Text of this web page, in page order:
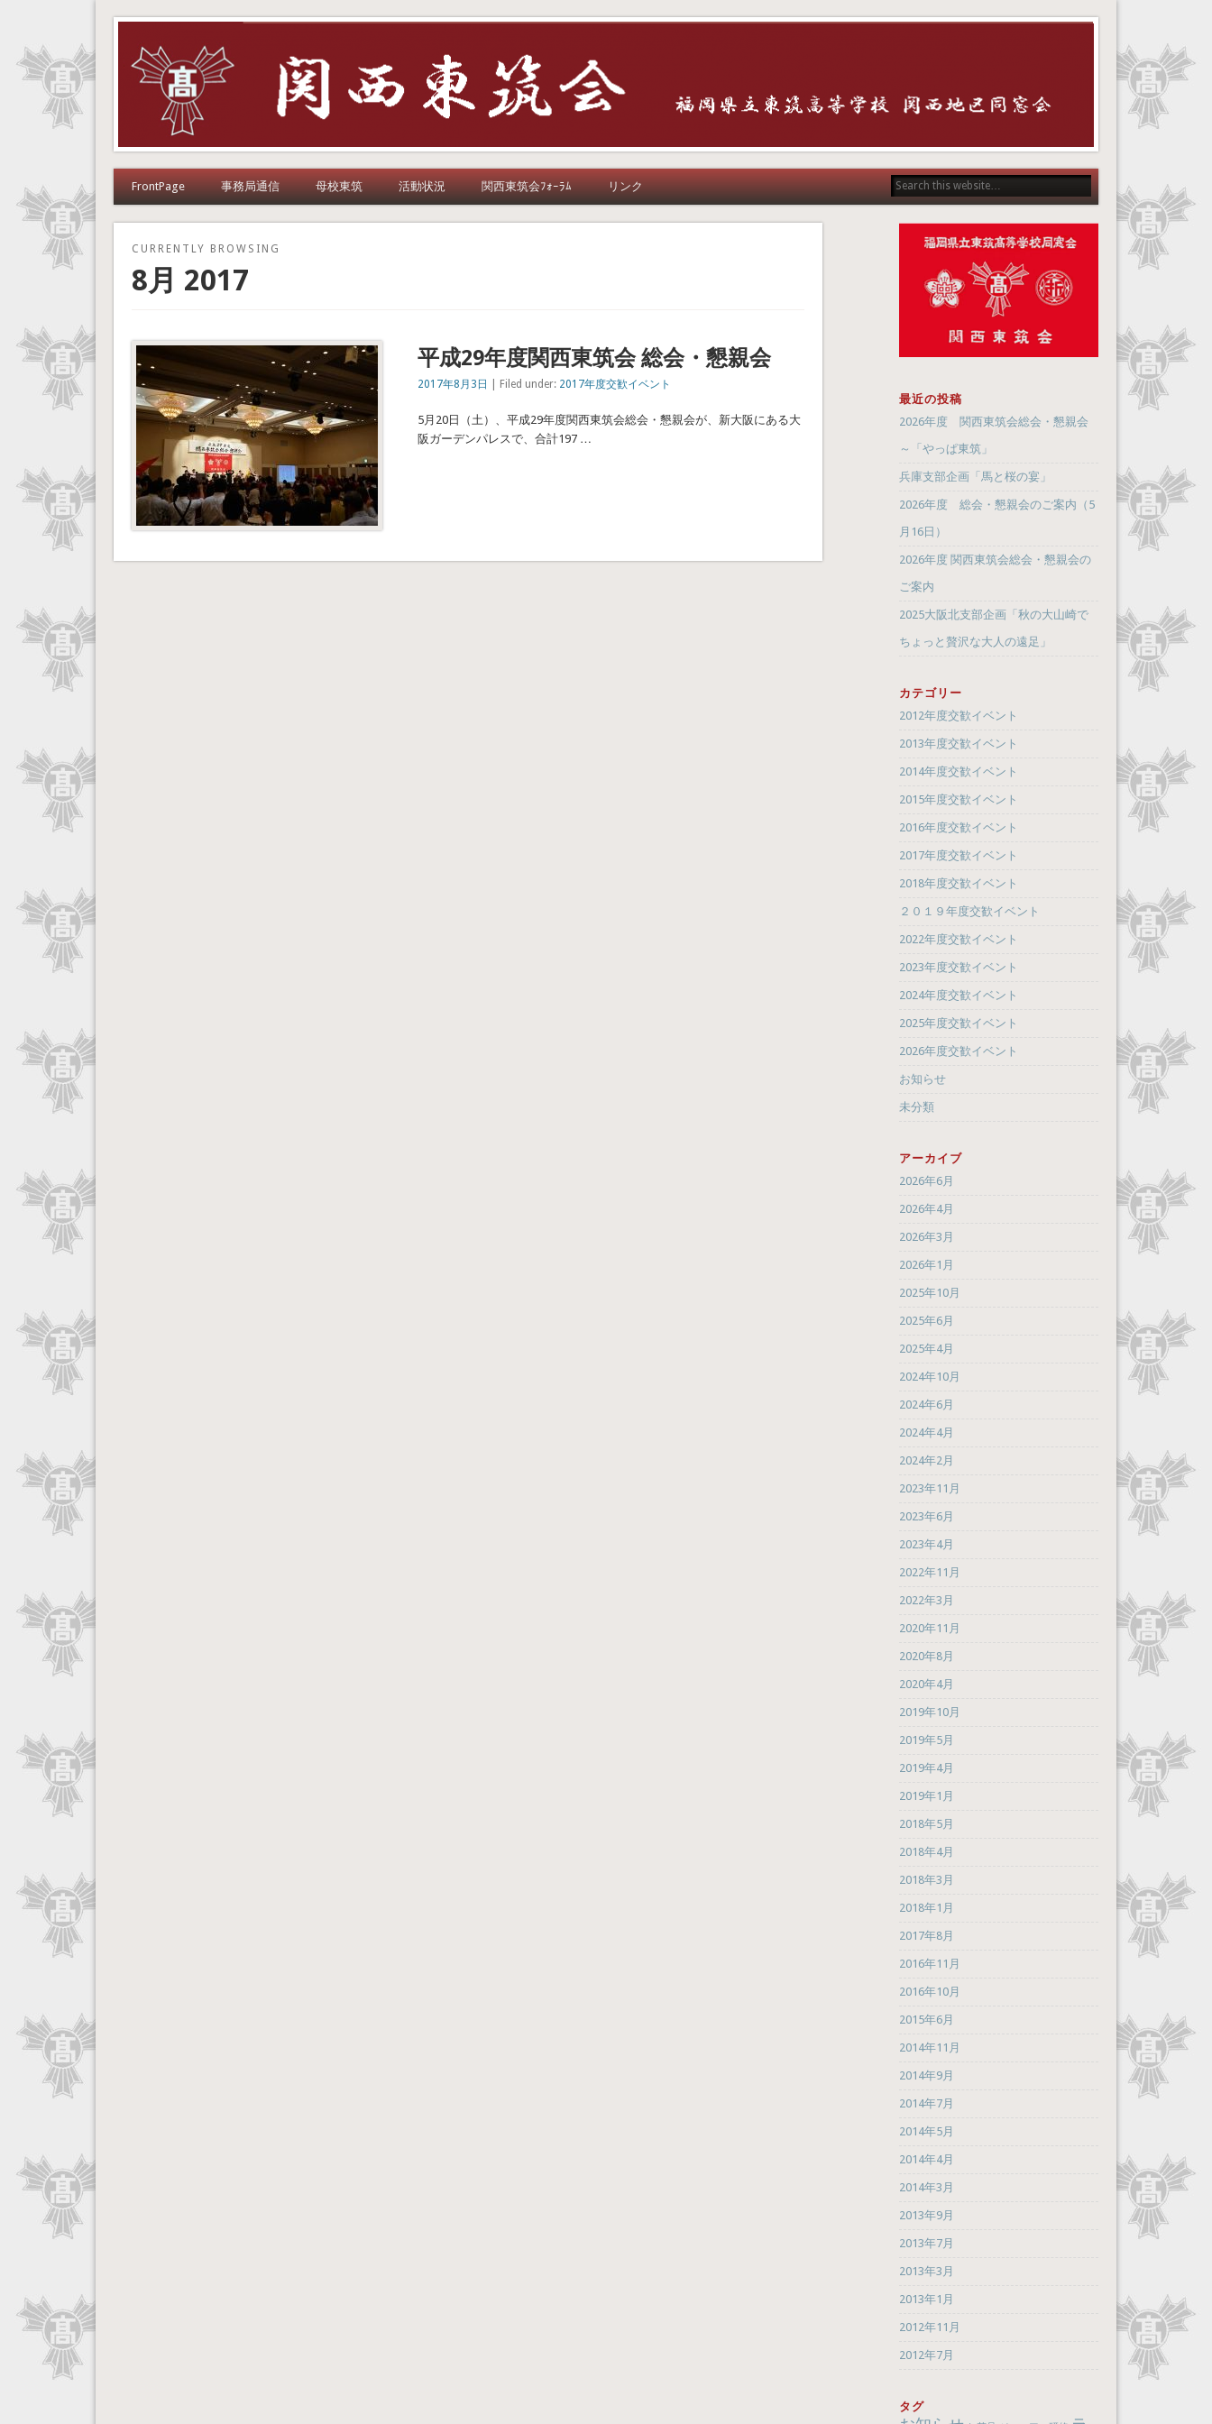
関西東筑会
こちらは、福岡県立東筑高等学校の同窓会サイトです。
FrontPage 事務局通信 母校東筑 活動状況 関西東筑会ﾌｫｰﾗﾑ リンク
CURRENTLY BROWSING
8月 2017
平成29年度関西東筑会 総会・懇親会
2017年8月3日 | Filed under: 2017年度交歓イベント
5月20日（土）、平成29年度関西東筑会総会・懇親会が、新大阪にある大
阪ガーデンパレスで、合計197 …
最近の投稿
2026年度 関西東筑会総会・懇親会
～「やっぱ東筑」
兵庫支部企画「馬と桜の宴」
2026年度 総会・懇親会のご案内（5
月16日）
2026年度 関西東筑会総会・懇親会の
ご案内
2025大阪北支部企画「秋の大山崎で
ちょっと贅沢な大人の遠足」
カテゴリー
2012年度交歓イベント
2013年度交歓イベント
2014年度交歓イベント
2015年度交歓イベント
2016年度交歓イベント
2017年度交歓イベント
2018年度交歓イベント
２０１９年度交歓イベント
2022年度交歓イベント
2023年度交歓イベント
2024年度交歓イベント
2025年度交歓イベント
2026年度交歓イベント
お知らせ
未分類
アーカイブ
2026年6月
2026年4月
2026年3月
2026年1月
2025年10月
2025年6月
2025年4月
2024年10月
2024年6月
2024年4月
2024年2月
2023年11月
2023年6月
2023年4月
2022年11月
2022年3月
2020年11月
2020年8月
2020年4月
2019年10月
2019年5月
2019年4月
2019年1月
2018年5月
2018年4月
2018年3月
2018年1月
2017年8月
2016年11月
2016年10月
2015年6月
2014年11月
2014年9月
2014年7月
2014年5月
2014年4月
2014年3月
2013年9月
2013年7月
2013年3月
2013年1月
2012年11月
2012年7月
タグ